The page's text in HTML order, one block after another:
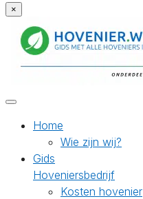
×
Home
Wie zijn wij?
Gids
Hoveniersbedrijf
Kosten hovenier